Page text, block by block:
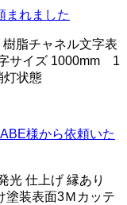
れました
脂チャネル文字表
サイズ 1000mm 1
灯状態
様から依頼いた
光 仕上げ 縁あり
塗装表面3Ｍカッテ